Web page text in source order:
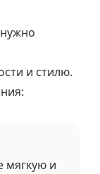
и стилю.
мягкую и